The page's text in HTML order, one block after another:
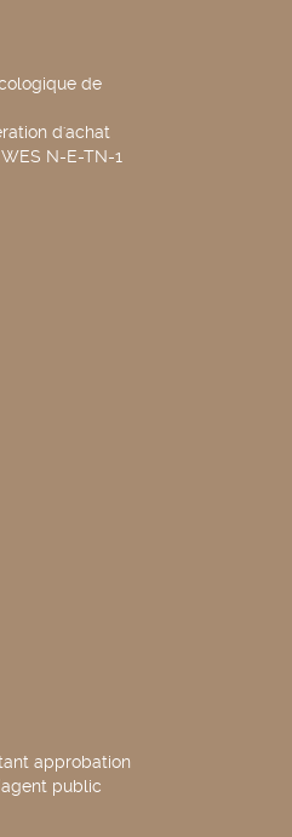
de
d'achat
N-E-TN-1
approbation
public